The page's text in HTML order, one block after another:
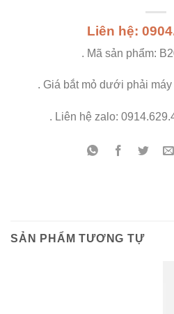
Liên hệ:
. Mã sản phẩm:
. Giá bắt mỏ dưới phải
. Liên hệ zalo:
SẢN PHẨM TƯƠNG TỰ